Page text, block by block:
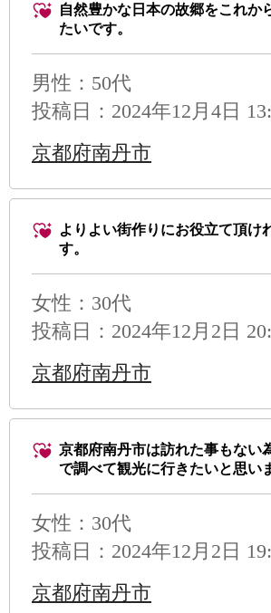
自然豊かな日本の故郷をこれか
たいです。
男性 ：50代
投稿日：2024年12月4日
京都府南丹市
よりよい街作りにお役立て頂け
す。
女性：30代
投稿日：2024年12月2日
京都府南丹市
京都府南丹市は訪れた事もない
で調べて観光に行きたいと思い
女性：30代
投稿日：2024年12月2日
京都府南丹市